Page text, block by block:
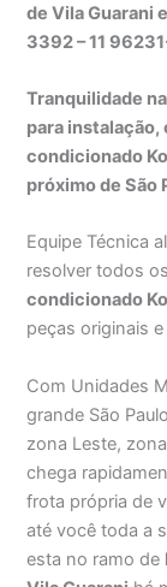
de Vila Guarani
3392 – 11
Tranquilidade
para
condicionado
próximo de São
Equipe Técnica
resolver todos
condicionado
peças originais
Com Unidades
grande São
zona Leste,
chega
frota própria de
até você toda a
esta no ramo de